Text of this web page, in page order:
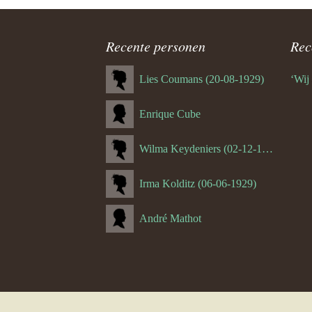
7.0 Lei
navigatieRecente personen
Lies Coumans (20-08-1929)
Enrique Cube
Wilma Keydeniers (02-12-1953)
Irma Kolditz (06-06-1929)
André Mathot